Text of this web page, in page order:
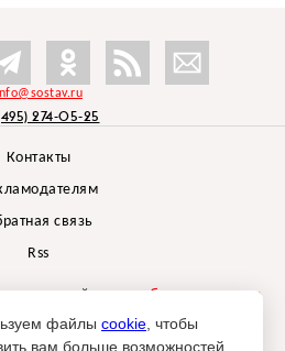
274-05-25
Контакты
связь
Rss
проектбрендингового
Depot
Sostav.ru допустимо только при
файлы cookie , чтобы
вам больше возможностей